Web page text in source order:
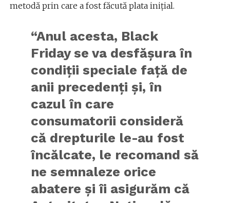
metodă prin care a fost făcută plata inițial.
“Anul acesta, Black
Friday se va desfăşura în
condiţii speciale faţă de
anii precedenţi şi, în
cazul în care
consumatorii consideră
că drepturile le-au fost
încălcate, le recomand să
ne semnaleze orice
abatere şi îi asigurăm că